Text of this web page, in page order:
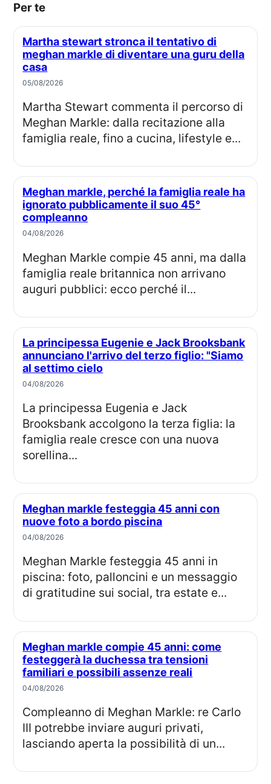
Per te
Martha stewart stronca il tentativo di
meghan markle di diventare una guru della
casa
05/08/2026
Martha Stewart commenta il percorso di
Meghan Markle: dalla recitazione alla
famiglia reale, fino a cucina, lifestyle e...
Meghan markle, perché la famiglia reale ha
ignorato pubblicamente il suo 45°
compleanno
04/08/2026
Meghan Markle compie 45 anni, ma dalla
famiglia reale britannica non arrivano
auguri pubblici: ecco perché il...
La principessa Eugenie e Jack Brooksbank
annunciano l'arrivo del terzo figlio: "Siamo
al settimo cielo
04/08/2026
La principessa Eugenia e Jack
Brooksbank accolgono la terza figlia: la
famiglia reale cresce con una nuova
sorellina...
Meghan markle festeggia 45 anni con
nuove foto a bordo piscina
04/08/2026
Meghan Markle festeggia 45 anni in
piscina: foto, palloncini e un messaggio
di gratitudine sui social, tra estate e...
Meghan markle compie 45 anni: come
festeggerà la duchessa tra tensioni
familiari e possibili assenze reali
04/08/2026
Compleanno di Meghan Markle: re Carlo
III potrebbe inviare auguri privati,
lasciando aperta la possibilità di un...